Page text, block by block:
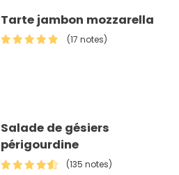
Tarte jambon mozzarella
(17 notes)
Salade de gésiers
périgourdine
(135 notes)